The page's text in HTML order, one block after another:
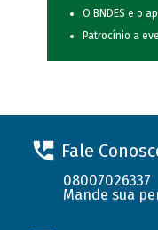
O BNDES e o
Patrocínio a
Fale
08007026337
Mande sua